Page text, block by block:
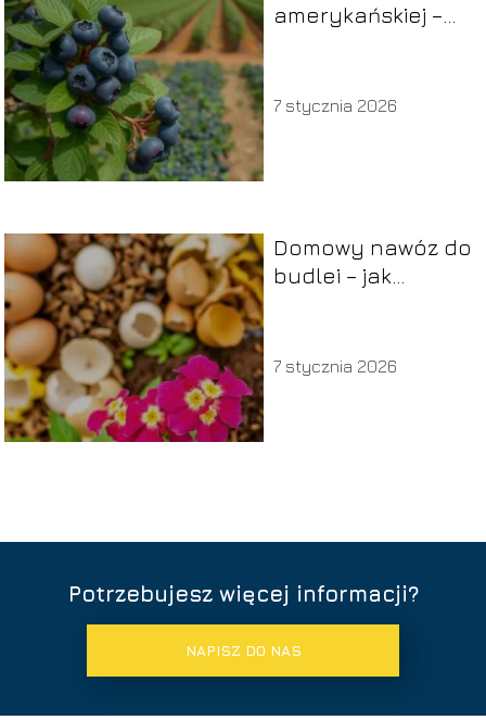
amerykańskiej –
7 stycznia 2026
Domowy nawóz do
budlei – jak
7 stycznia 2026
Potrzebujesz więcej informacji?
NAPISZ DO NAS